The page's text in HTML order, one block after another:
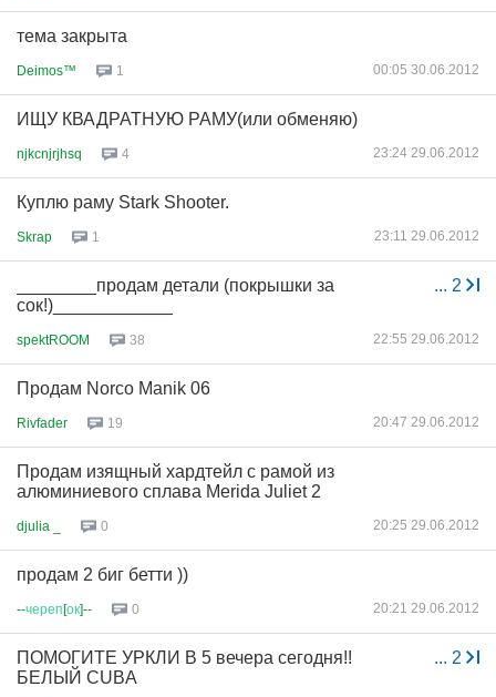
тема закрыта
Deimos™ 1 00:05 30.06.2012
ИЩУ КВАДРАТНУЮ РАМУ(или обменяю)
njkcnjrjhsq 4 23:24 29.06.2012
Куплю раму Stark Shooter.
Skrap 1 23:11 29.06.2012
... 2
________продам детали (покрышки за
сок!)____________
spektROOM 38 22:55 29.06.2012
Продам Norco Manik 06
Rivfader 19 20:47 29.06.2012
Продам изящный хардтейл с рамой из
алюминиевого сплава Merida Juliet 2
djulia _ 0 20:25 29.06.2012
продам 2 биг бетти ))
--череп[ок]-- 0 20:21 29.06.2012
... 2
ПОМОГИТЕ УРКЛИ В 5 вечера сегодня!!
БЕЛЫЙ CUBA